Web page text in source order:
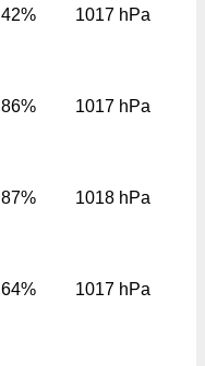
42% 1017 hPa
86% 1017 hPa
87% 1018 hPa
64% 1017 hPa